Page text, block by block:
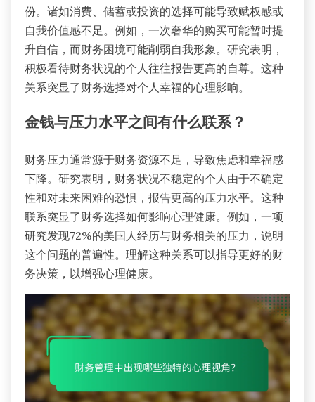
份。诸如消费、储蓄或投资的选择可能导致赋权感或
自我价值感不足。例如，一次奢华的购买可能暂时提
升自信，而财务困境可能削弱自我形象。研究表明，
积极看待财务状况的个人往往报告更高的自尊。这种
关系突显了财务选择对个人幸福的心理影响。
金钱与压力水平之间有什么联系？
财务压力通常源于财务资源不足，导致焦虑和幸福感
下降。研究表明，财务状况不稳定的个人由于不确定
性和对未来困难的恐惧，报告更高的压力水平。这种
联系突显了财务选择如何影响心理健康。例如，一项
研究发现72%的美国人经历与财务相关的压力，说明
这个问题的普遍性。理解这种关系可以指导更好的财
务决策，以增强心理健康。